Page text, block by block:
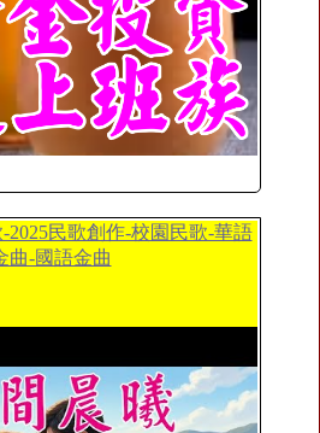
-2025民歌創作-校園民歌-華語
曲-國語金曲